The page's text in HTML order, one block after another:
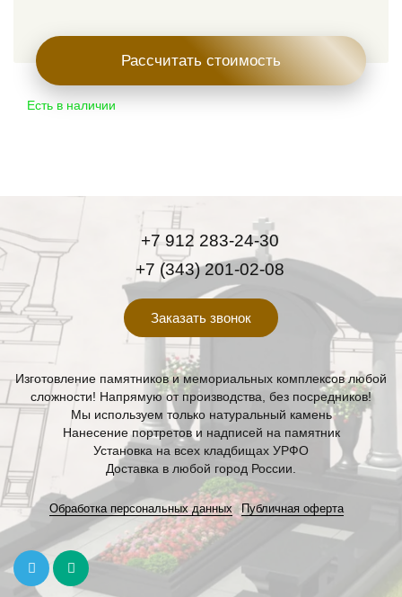
Есть в наличии
Рассчитать стоимость
+7 912 283-24-30
+7 (343) 201-02-08
Заказать звонок
Изготовление памятников и мемориальных комплексов любой
сложности! Напрямую от производства, без посредников!
Мы используем только натуральный камень
Нанесение портретов и надписей на памятник
Установка на всех кладбищах УРФО
Доставка в любой город России.
Обработка персональных данных Публичная оферта